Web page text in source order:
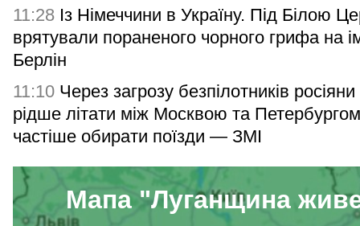
11:28 Із Німеччини в Україну. Під Білою
врятували пораненого чорного грифа на
Берлін
11:10 Через загрозу безпілотників
рідше літати між Москвою та Петербургом
частіше обирати поїзди — ЗМІ
Мапа "Луганщина